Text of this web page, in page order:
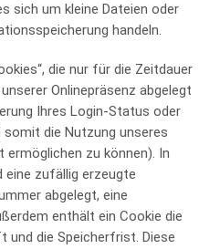
sich um kleine Dateien oder
handeln.
die nur für die Zeitdauer
Onlinepräsenz abgelegt
Ihres Login-Status oder
die Nutzung unseres
ermöglichen zu können). In
eine zufällig erzeugte
abgelegt, eine
enthält ein Cookie die
und die Speicherfrist. Diese